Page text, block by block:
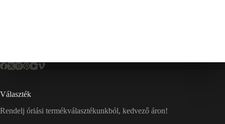
Választék
Rendelj óriási termékválasztékunkból, kedvező áron!